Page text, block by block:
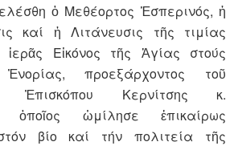
ὁ Μεθέορτος Ἑσπερινός, ἡ
καί ἡ Λιτάνευσις τῆς τιμίας
Εἰκόνος τῆς Ἁγίας στούς
προεξάρχοντος τοῦ
Ἐπισκόπου Κερνίτσης κ.
ὡμίλησε ἐπικαίρως
βίο καί τήν πολιτεία τῆς